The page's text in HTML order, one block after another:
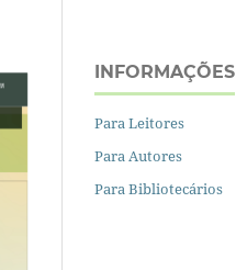
INFORMAÇÕES
Para Leitores
Para Autores
Para Bibliotecários